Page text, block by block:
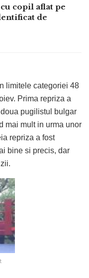
copil aflat pe
de
limitele categoriei 48
Prima repriza a
pugilistul bulgar
mai mult in urma unor
repriza a fost
bine si precis, dar